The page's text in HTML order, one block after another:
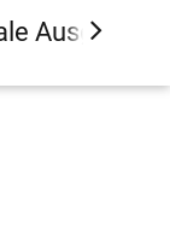
Ausgaben